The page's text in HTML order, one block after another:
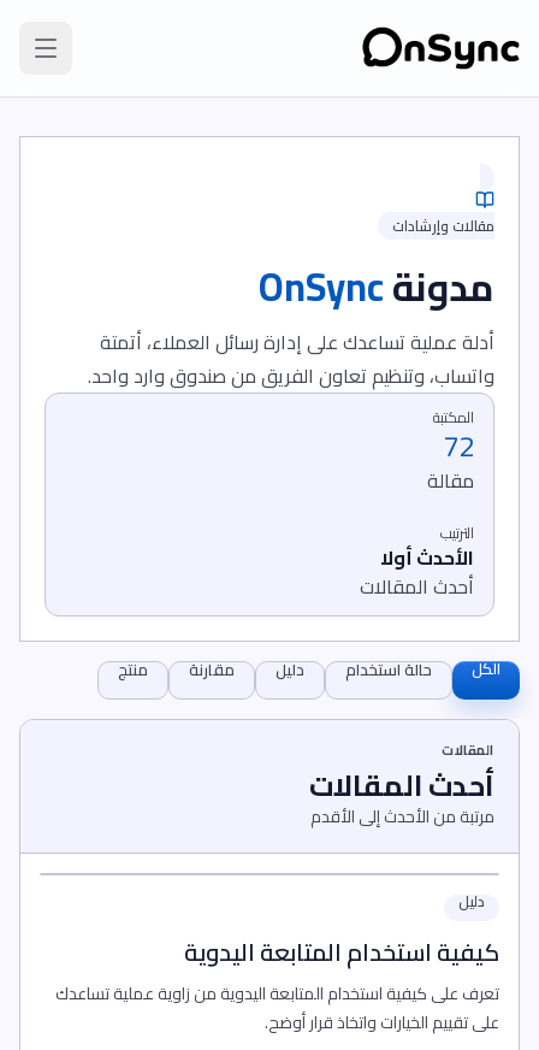
مقالات وإرشادات
مدونةOnSync
أدلة عملية تساعدك على إدارة رسائل العملاء، أتمتة
واتساب، وتنظيم تعاون الفريق من صندوق وارد واحد.
المكتبة
72
مقالة
الترتيب
الأحدث أولا
أحدث المقالات
الكل حالة استخدام دليل مقارنة منتج
المقالات
أحدث المقالات
مرتبة من الأحدث إلى الأقدم
دليل
كيفية استخدام المتابعة اليدوية
تعرف على كيفية استخدام المتابعة اليدوية من زاوية عملية تساعدك
على تقييم الخيارات واتخاذ قرار أوضح.